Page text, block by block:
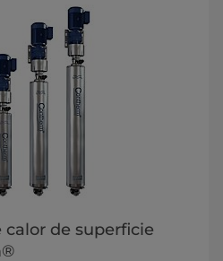
de superficie